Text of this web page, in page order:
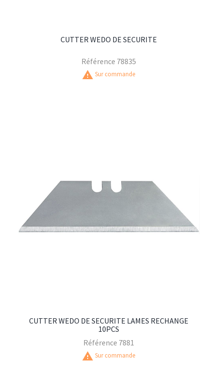
CUTTER WEDO DE SECURITE
Référence 78835
warning Sur commande
CUTTER WEDO DE SECURITE LAMES RECHANGE
10PCS
Référence 7881
warning Sur commande